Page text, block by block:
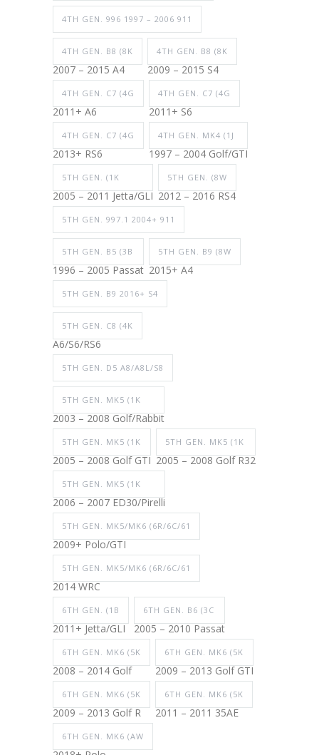
4TH GEN. 996 1997 – 2006 911
4TH GEN. B8 (8K
2007 – 2015 A4
4TH GEN. B8 (8K
2009 – 2015 S4
4TH GEN. C7 (4G
2011+ A6
4TH GEN. C7 (4G
2011+ S6
4TH GEN. C7 (4G
2013+ RS6
4TH GEN. MK4 (1J
1997 – 2004 Golf/GTI
5TH GEN. (1K
2005 – 2011 Jetta/GLI
5TH GEN. (8W
2012 – 2016 RS4
5TH GEN. 997.1 2004+ 911
5TH GEN. B5 (3B
1996 – 2005 Passat
5TH GEN. B9 (8W
2015+ A4
5TH GEN. B9 2016+ S4
5TH GEN. C8 (4K
A6/S6/RS6
5TH GEN. D5 A8/A8L/S8
5TH GEN. MK5 (1K
2003 – 2008 Golf/Rabbit
5TH GEN. MK5 (1K
2005 – 2008 Golf GTI
5TH GEN. MK5 (1K
2005 – 2008 Golf R32
5TH GEN. MK5 (1K
2006 – 2007 ED30/Pirelli
5TH GEN. MK5/MK6 (6R/6C/61
2009+ Polo/GTI
5TH GEN. MK5/MK6 (6R/6C/61
2014 WRC
6TH GEN. (1B
2011+ Jetta/GLI
6TH GEN. B6 (3C
2005 – 2010 Passat
6TH GEN. MK6 (5K
2008 – 2014 Golf
6TH GEN. MK6 (5K
2009 – 2013 Golf GTI
6TH GEN. MK6 (5K
2009 – 2013 Golf R
6TH GEN. MK6 (5K
2011 – 2011 35AE
6TH GEN. MK6 (AW